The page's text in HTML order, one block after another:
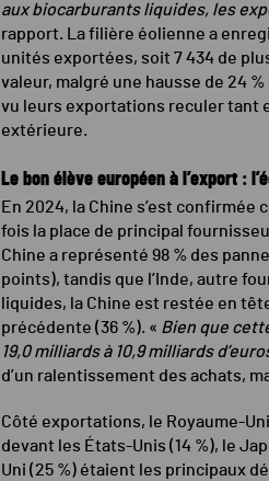
aux biocarburants liquides, les
rapport. La filière éolienne a
unités exportées, soit 7 434 de
valeur, malgré une hausse de 24
vu leurs exportations reculer tant
extérieure.
Le bon élève européen à l’export :
En 2024, la Chine s’est
fois la place de principal
Chine a représenté 98 % des
points), tandis que l’Inde, autre
liquides, la Chine est restée en
précédente (36 %). « Bien que
19,0 milliards à 10,9 milliards
d’un ralentissement des achats,
Côté exportations, le Royaume-
devant les États-Unis (14 %), le
Uni (25 %) étaient les principaux